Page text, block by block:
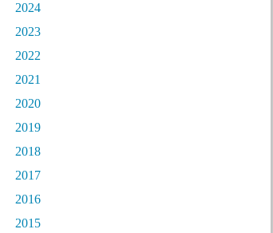
2024
2023
2022
2021
2020
2019
2018
2017
2016
2015